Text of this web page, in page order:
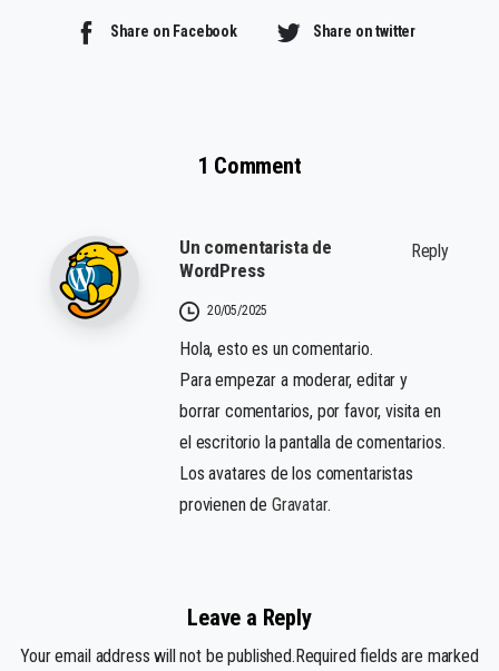
Share on Facebook Share on twitter
1 Comment
Un comentarista de
WordPress
Reply
20/05/2025
Hola, esto es un comentario.
Para empezar a moderar, editar y
borrar comentarios, por favor, visita en
el escritorio la pantalla de comentarios.
Los avatares de los comentaristas
provienen de Gravatar.
Leave a Reply
Your email address will not be published.Required fields are marked